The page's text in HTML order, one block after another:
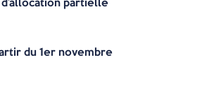
du 1er novembre